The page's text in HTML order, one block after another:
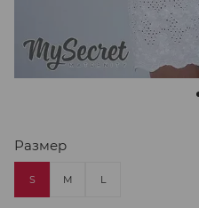
Размер
S M L